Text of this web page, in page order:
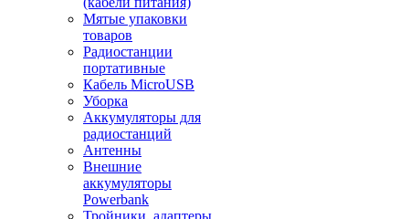
Мятые упаковки
товаров
Радиостанции
портативные
Кабель MicroUSB
Уборка
Аккумуляторы для
радиостанций
Антенны
Внешние
аккумуляторы
Powerbank
Тройники, адаптеры